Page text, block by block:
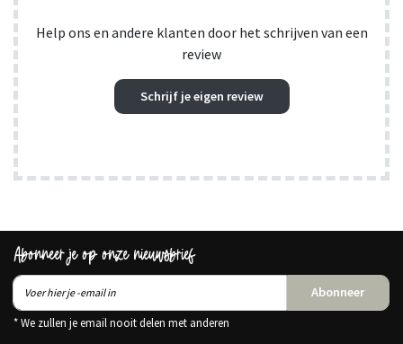
Help ons en andere klanten door het schrijven van een
review
Schrijf je eigen review
Abonneer je op onze nieuwsbrief
Abonneer
* We zullen je email nooit delen met anderen